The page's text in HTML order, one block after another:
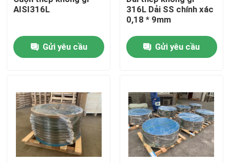
Liên hệ chúng tôi
Yêu cầu báo giá
Dải thép không gỉ 304
Dải thép không gỉ 316L
AISI316L
Gửi yêu cầu
316L Dải SS chính xác
0,18 * 9mm
Gửi yêu cầu